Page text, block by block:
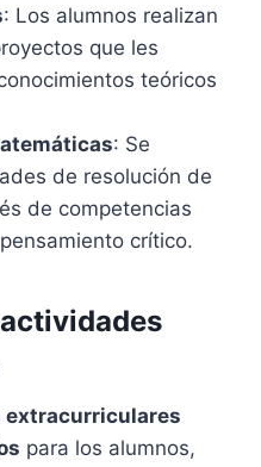
: Los alumnos realizan
que les
teóricos
: Se
de resolución de
de competencias
crítico.
extracurriculares
para los alumnos,